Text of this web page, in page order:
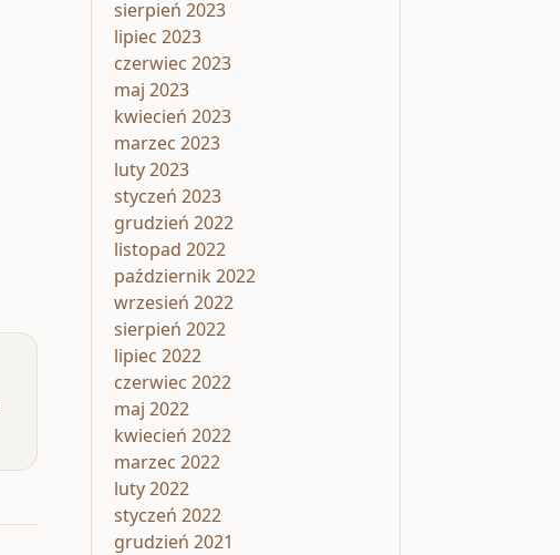
sierpień 2023
lipiec 2023
czerwiec 2023
maj 2023
kwiecień 2023
marzec 2023
luty 2023
styczeń 2023
grudzień 2022
listopad 2022
październik 2022
wrzesień 2022
sierpień 2022
lipiec 2022
czerwiec 2022
maj 2022
kwiecień 2022
marzec 2022
luty 2022
styczeń 2022
grudzień 2021